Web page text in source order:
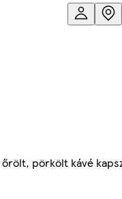
pörkölt kávé